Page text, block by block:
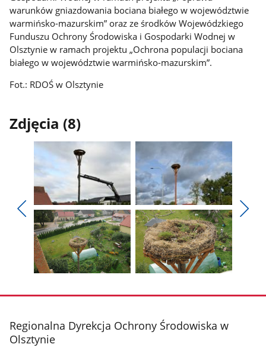
warunków gniazdowania bociana białego w województwie
warmińsko-mazurskim” oraz ze środków Wojewódzkiego
Funduszu Ochrony Środowiska i Gospodarki Wodnej w
Olsztynie w ramach projektu „Ochrona populacji bociana
białego w województwie warmińsko-mazurskim”.
Fot.: RDOŚ w Olsztynie
Zdjęcia (8)
Pokaż
poprzednie
zdjęcia
Pokaż
zdjęcie
1
z
galerii.
Pokaż
zdjęcie
2
z
galerii.
zdjęcie
galerii.
zdjęcie
galerii.
stopka
Regionalna Dyrekcja Ochrony Środowiska w
Olsztynie